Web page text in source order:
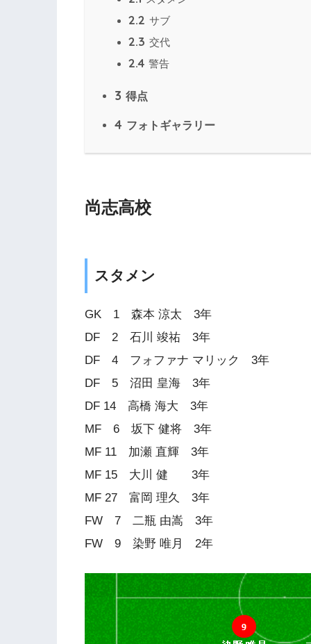
2.2 サブ
2.3 交代
2.4 警告
3 得点
4 フォトギャラリー
尚志高校
スタメン
GK 1 森本 涼太 3年
DF 2 石川 竣祐 3年
DF 4 フォファナ マリック 3年
DF 5 沼田 皇海 3年
DF 14 高橋 海大 3年
MF 6 坂下 健将 3年
MF 11 加瀬 直輝 3年
MF 15 大川 健 3年
MF 27 富岡 理久 3年
FW 7 二瓶 由嵩 3年
FW 9 染野 唯月 2年